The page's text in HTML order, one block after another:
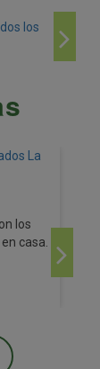
los
casa.